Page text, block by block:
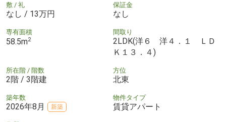
敷 / 礼
なし / 13万円
保証金
なし
専有面積
58.5m2
間取り
2LDK(洋６ 洋４．１ ＬＤ
Ｋ１３．４)
所在階 / 階数
2階 / 3階建
方位
北東
築年数
2026年8月 新築
物件タイプ
賃貸アパート